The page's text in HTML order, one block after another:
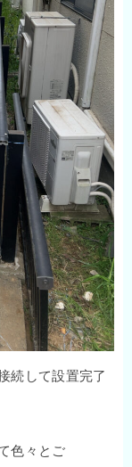
続して設置完了
色々とご